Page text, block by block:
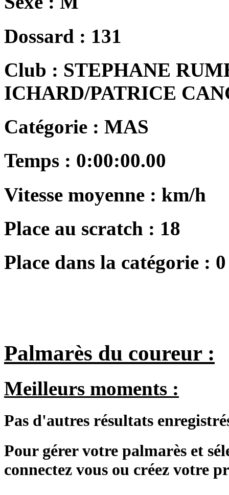
Dossard : 131
Club : STEPHANE
ICHARD/PATRICE
Catégorie : MAS
Temps : 0:00:00.00
Vitesse moyenne : km/h
Place au scratch : 18
Place dans la catégorie : 0
Palmarès du coureur :
Meilleurs moments :
Pas d'autres résultats
Pour gérer votre palmarès et
connectez vous ou créez votre